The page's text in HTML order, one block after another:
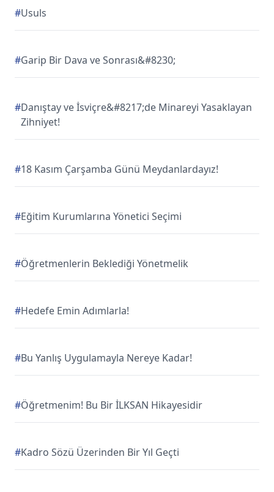
#Usuls
#Garip Bir Dava ve Sonrası&#8230;
#Danıştay ve İsviçre&#8217;de Minareyi Yasaklayan
Zihniyet!
#18 Kasım Çarşamba Günü Meydanlardayız!
#Eğitim Kurumlarına Yönetici Seçimi
#Öğretmenlerin Beklediği Yönetmelik
#Hedefe Emin Adımlarla!
#Bu Yanlış Uygulamayla Nereye Kadar!
#Öğretmenim! Bu Bir İLKSAN Hikayesidir
#Kadro Sözü Üzerinden Bir Yıl Geçti